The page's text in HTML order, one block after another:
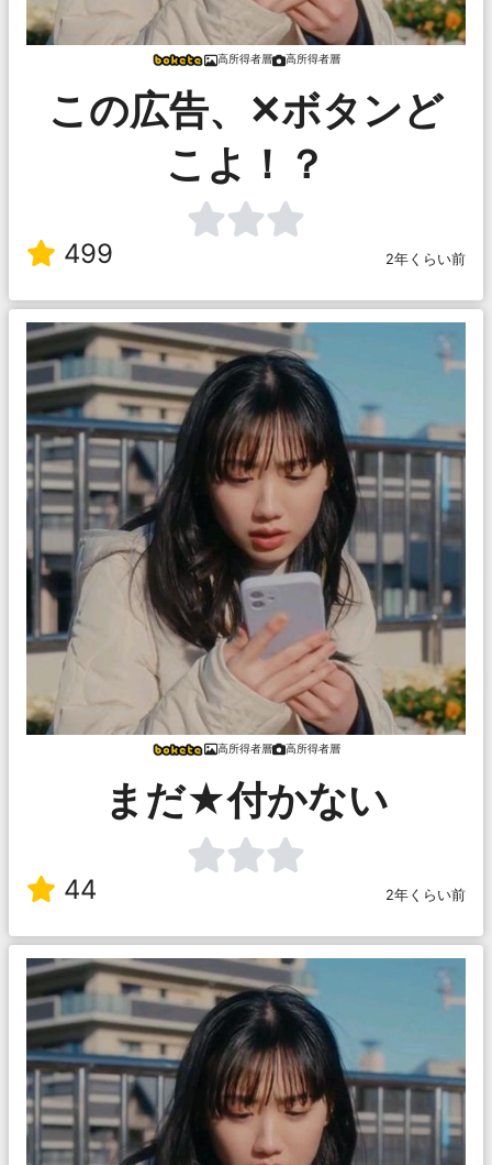
高所得者層 高所得者層
この広告、✕ボタンど
こよ！？
499 2年くらい前
高所得者層 高所得者層
まだ★付かない
44 2年くらい前